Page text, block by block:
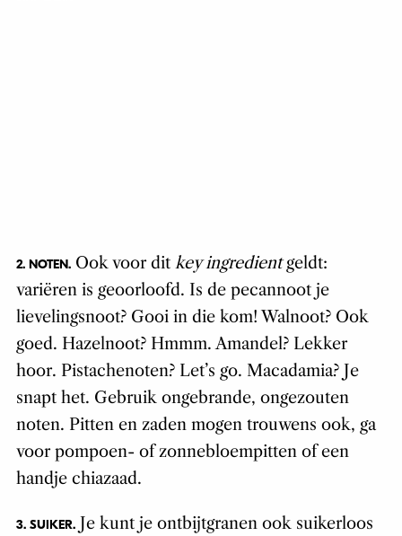
2. NOTEN.Ook voor dit key ingredientgeldt:
variëren is geoorloofd. Is de pecannoot je
lievelingsnoot? Gooi in die kom! Walnoot? Ook
goed. Hazelnoot? Hmmm. Amandel? Lekker
hoor. Pistachenoten? Let’s go. Macadamia? Je
snapt het. Gebruik ongebrande, ongezouten
noten. Pitten en zaden mogen trouwens ook, ga
voor pompoen- of zonnebloempitten of een
handje chiazaad.
3. SUIKER.Je kunt je ontbijtgranen ook suikerloos